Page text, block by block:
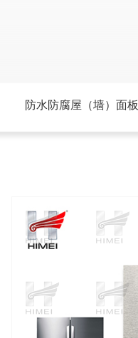
防水防腐屋（墙）面板